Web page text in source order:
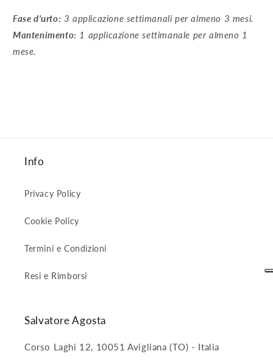
Fase d’urto: 3 applicazione settimanali per almeno 3 mesi.
Mantenimento: 1 applicazione settimanale per almeno 1
mese.
Info
Privacy Policy
Cookie Policy
Termini e Condizioni
Resi e Rimborsi
Salvatore Agosta
Corso Laghi 12, 10051 Avigliana (TO) - Italia